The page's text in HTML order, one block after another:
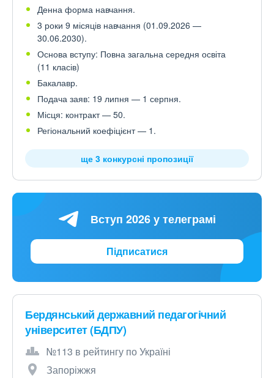
Денна форма навчання.
3 роки 9 місяців навчання (01.09.2026 —
30.06.2030).
Основа вступу: Повна загальна середня освіта
(11 класів)
Бакалавр.
Подача заяв: 19 липня — 1 серпня.
Місця: контракт — 50.
Регіональний коефіцієнт — 1.
ще 3 конкурсні пропозиції
Вступ 2026 у телеграмі
Підписатися
Бердянський державний педагогічний
університет (БДПУ)
№113 в рейтингу по Україні
Запоріжжя